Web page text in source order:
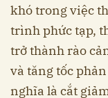
khó trong việc
trình phức tạp,
trở thành rào
và tăng tốc
nghĩa là cắt